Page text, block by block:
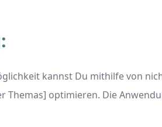
kannst Du mithilfe von
Themas] optimieren. Die